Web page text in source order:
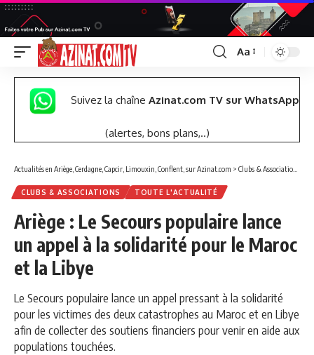
Font
Resizer
Aa
Suivez la chaîne Azinat.com TV sur WhatsApp
(alertes, bons plans,..)
Actualités en Ariège, Cerdagne, Capcir, Limouxin, Conflent, sur Azinat.com > Clubs & Associations
CLUBS & ASSOCIATIONS TOUTE L'ACTUALITÉ
Ariège : Le Secours populaire lance
un appel à la solidarité pour le Maroc
et la Libye
Le Secours populaire lance un appel pressant à la solidarité
pour les victimes des deux catastrophes au Maroc et en Libye
afin de collecter des soutiens financiers pour venir en aide aux
populations touchées.